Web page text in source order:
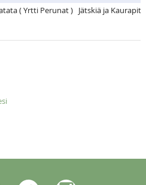
( Yrtti Perunat ) Jätskiä ja